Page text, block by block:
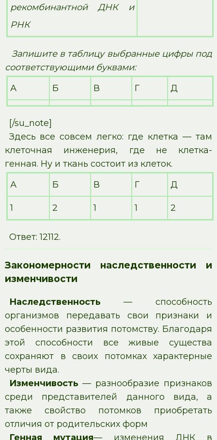
рекомбинантной ДНК и
РНК
Запишите в таблицу выбранные цифры под
соответствующими буквами:
А
Б В Г Д
[/su_note]
Здесь все совсем легко: где клетка — там
клеточная инженерия, где не клетка-
генная. Ну и ткань состоит из клеток.
А
Б В Г Д
1 2 1 1 2
Ответ: 12112.
Закономерности наследственности и
изменчивости
Наследственность— способность
организмов передавать свои признаки и
особенности развития потомству. Благодаря
этой способности все живые существа
сохраняют в своих потомках характерные
черты вида.
Изменчивость — разнообразие признаков
среди представителей данного вида, а
также свойство потомков приобретать
отличия от родительских форм
Генная мутация— изменения ДНК в